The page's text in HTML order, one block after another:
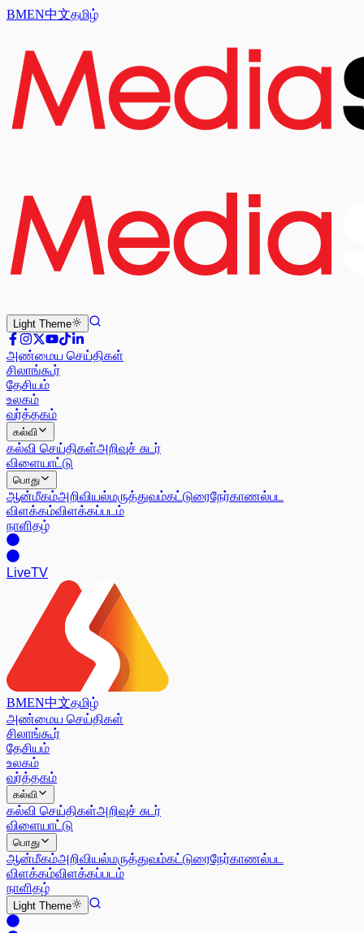
BMEN中文தமிழ்
Light Theme
அண்மைய செய்திகள்
சிலாங்கூர்
தேசியம்
உலகம்
வர்த்தகம்
கல்வி
கல்வி செய்திகள்அறிவுச் சுடர்
விளையாட்டு
பொது
ஆன்மீகம்அறிவியல்மருத்துவம்கட்டுரைநேர்காணல்பட
விளக்கம்விளக்கப்படம்
நாளிதழ்
LiveTV
BMEN中文தமிழ்
அண்மைய செய்திகள்
சிலாங்கூர்
தேசியம்
உலகம்
வர்த்தகம்
கல்வி
கல்வி செய்திகள்அறிவுச் சுடர்
விளையாட்டு
பொது
ஆன்மீகம்அறிவியல்மருத்துவம்கட்டுரைநேர்காணல்பட
விளக்கம்விளக்கப்படம்
நாளிதழ்
Light Theme